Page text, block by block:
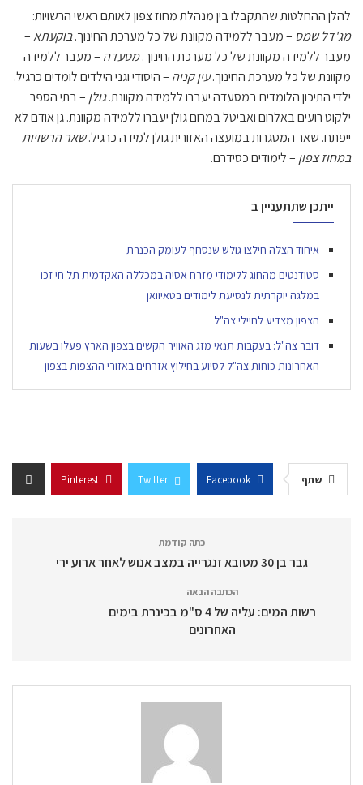
להלן ההחלטות שהתקבלו בין מנהלת מחוז צפון לאותם ראשי הרשויות:
מג'דל שמס – מעבר ללמידה מקוונת של כל מערכת החינוך.בוקעתא–
מעבר ללמידה מקוונת של כל מערכת החינוך.מסעדה – מעבר ללמידה
מקוונת של כל מערכת החינוך.עין קניה – היסודי וגני הילדים לומדים כרגיל.
ילדי התיכון הלומדים במסעדה יעברו ללמידה מקוונת.גולן – בתי הספר
ילקוט רועים באלרום ואביטל במרום גולן יעברו ללמידה מקוונת. גן אודם לא
ייפתח. שאר המסגרות במועצה האזורית גולן למידה כרגיל.שאר הרשויות
במחוז צפון – לימודים כסידרם.
ייתכן שתתעניין ב
איחוד הצלה חילצו גולש שנסחף לעומק הכנרת
סטודנטים מהחוג ללימודי מזרח אסיה במכללה האקדמית תל חי זכו
במלגה יוקרתית לנסיעת לימודים בטאיוואן
הצפון מצדיע לחיילי צה"ל
דובר צה"ל: בעקבות תנאי מזג האוויר הקשים בצפון הארץ פעלו בשעות
האחרונות כוחות צה"ל לסיוע בחילוץ אזרחים באזורי ההצפות בצפון
שתף Facebook
Twitter
Pinterest
כתה קודמת
גבר בן 30 מטובא זנגרייה במצב אנוש לאחר ארוע ירי
הכתבה הבאה
רשות המים: עליה של 4 ס"מ בכינרת בימים
האחרונים